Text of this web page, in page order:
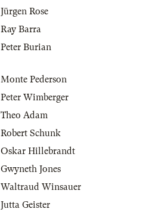
Jürgen Rose
Ray Barra
Peter Burian
Monte Pederson
Peter Wimberger
Theo Adam
Robert Schunk
Oskar Hillebrandt
Gwyneth Jones
Waltraud Winsauer
Jutta Geister